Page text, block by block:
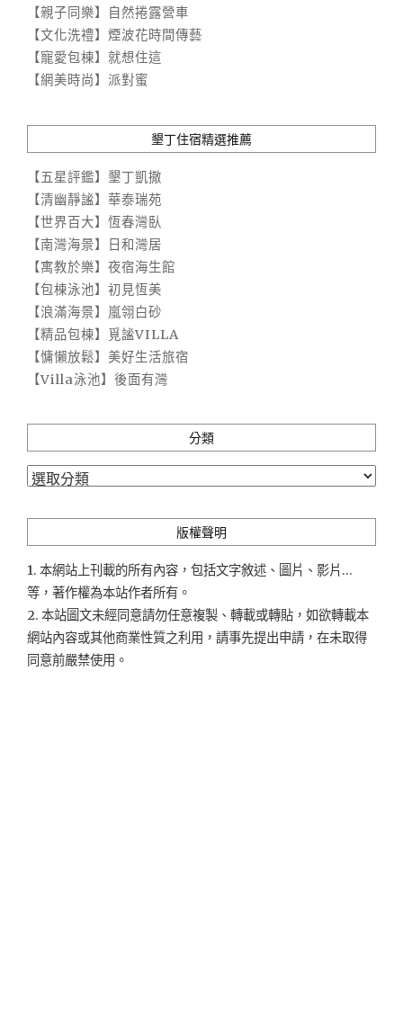
【親子同樂】自然捲露營車
【文化洗禮】煙波花時間傳藝
【寵愛包棟】就想住這
【網美時尚】派對蜜
墾丁住宿精選推薦
【五星評鑑】墾丁凱撒
【清幽靜謐】華泰瑞苑
【世界百大】恆春灣臥
【南灣海景】日和灣居
【寓教於樂】夜宿海生館
【包棟泳池】初見恆美
【浪滿海景】嵐翎白砂
【精品包棟】覓謐VILLA
【慵懶放鬆】美好生活旅宿
【Villa泳池】後面有灣
分類
分
版權聲明
1. 本網站上刊載的所有內容，包括文字敘述、圖片、影片...
等，著作權為本站作者所有。
2. 本站圖文未經同意請勿任意複製、轉載或轉貼，如欲轉載本
網站內容或其他商業性質之利用，請事先提出申請，在未取得
同意前嚴禁使用。